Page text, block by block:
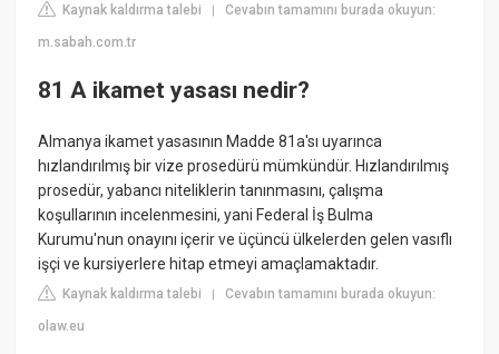
Kaynak kaldırma talebi |Cevabın tamamını burada okuyun:
m.sabah.com.tr
81 A ikamet yasası nedir?
Almanya ikamet yasasının Madde 81a'sı uyarınca
hızlandırılmış bir vize prosedürü mümkündür. Hızlandırılmış
prosedür, yabancı niteliklerin tanınmasını, çalışma
koşullarının incelenmesini, yani Federal İş Bulma
Kurumu'nun onayını içerir ve üçüncü ülkelerden gelen vasıflı
işçi ve kursiyerlere hitap etmeyi amaçlamaktadır.
Kaynak kaldırma talebi |Cevabın tamamını burada okuyun:
olaw.eu